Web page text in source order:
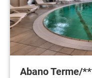
Abano Terme/